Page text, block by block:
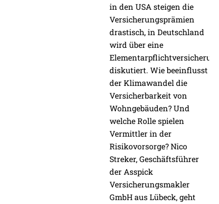
in den USA steigen die
Versicherungsprämien
drastisch, in Deutschland
wird über eine
diskutiert. Wie beeinflusst
der Klimawandel die
Versicherbarkeit von
Wohngebäuden? Und
welche Rolle spielen
Vermittler in der
Risikovorsorge? Nico
Streker, Geschäftsführer
der Asspick
Versicherungsmakler
GmbH aus Lübeck, geht